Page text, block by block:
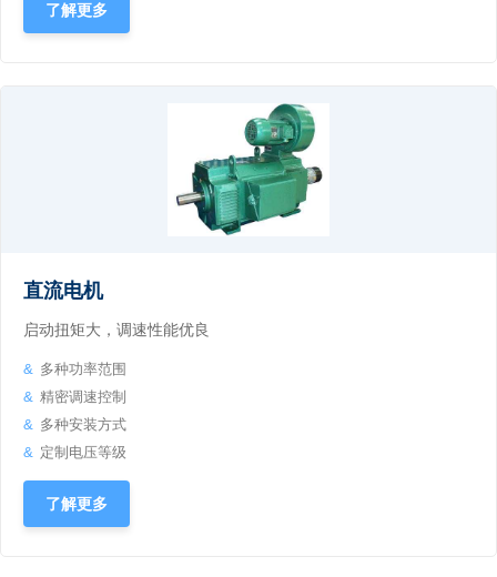
了解更多
直流电机
启动扭矩大，调速性能优良
多种功率范围
精密调速控制
多种安装方式
定制电压等级
了解更多